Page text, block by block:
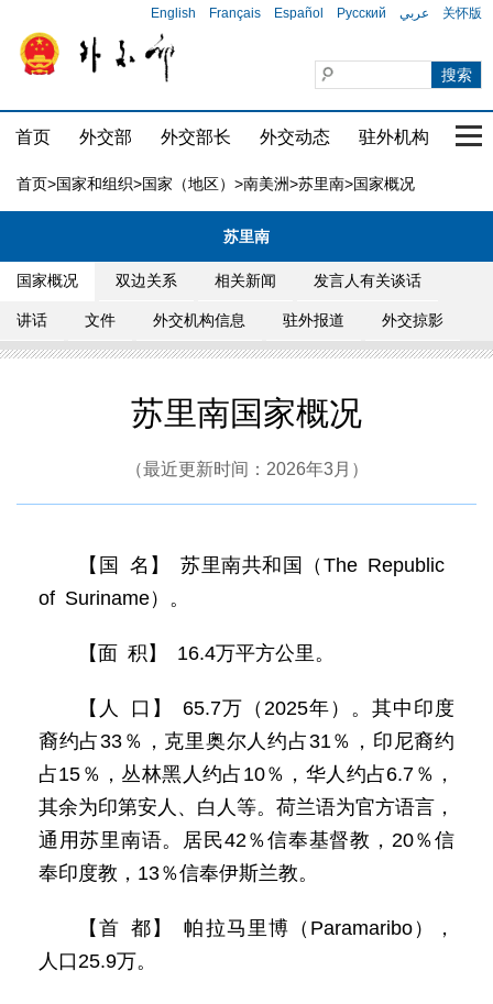
English Français Español Русский عربي 关怀版
首页 外交部 外交部长 外交动态 驻外机构 国
首页>国家和组织>国家（地区） >南美洲>苏里南>国家概况
苏里南
国家概况 双边关系 相关新闻 发言人有关谈话
讲话 文件 外交机构信息 驻外报道 外交掠影
苏里南国家概况
（最近更新时间：2026年3月）
【国 名】 苏里南共和国（The Republic
of Suriname）。
【面 积】 16.4万平方公里。
【人 口】 65.7万（2025年）。其中印度
裔约占33％，克里奥尔人约占31％，印尼裔约
占15％，丛林黑人约占10％，华人约占6.7％，
其余为印第安人、白人等。荷兰语为官方语言，
通用苏里南语。居民42％信奉基督教，20％信
奉印度教，13％信奉伊斯兰教。
【首 都】 帕拉马里博（Paramaribo），
人口25.9万。